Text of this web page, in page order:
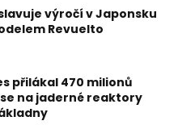
výročí v Japonsku
Revuelto
přilákal 470 milionů
na jaderné reaktory